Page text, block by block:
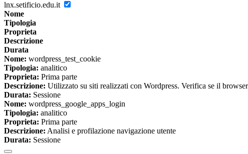
lnx.setificio.edu.it
Nome
Tipologia
Proprieta
Descrizione
Durata
Nome: wordpress_test_cookie
Tipologia: analitico
Proprieta: Prima parte
Descrizione: Utilizzato su siti realizzati con Wordpress. Verifica se il
Durata: Sessione
Nome: wordpress_google_apps_login
Tipologia: analitico
Proprieta: Prima parte
Descrizione: Analisi e profilazione navigazione utente
Durata: Sessione